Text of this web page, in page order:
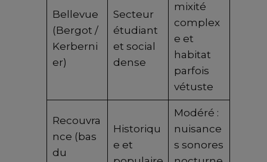
Bellevue
(Bergot /
Kerberni
er)
Secteur
étudiant
et social
dense
mixité
complex
e et
habitat
parfois
vétuste
Recouvra
nce (bas
du
Historiqu
e et
Modéré :
nuisance
s sonores